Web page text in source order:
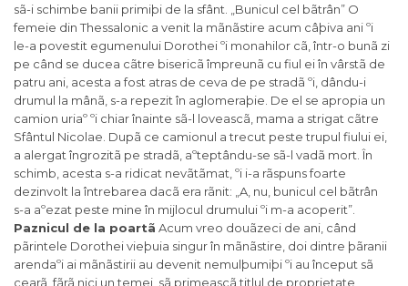
sã-i schimbe banii primiþi de la sfânt. „Bunicul cel bãtrân” O
femeie din Thessalonic a venit la mãnãstire acum câþiva ani ºi
le-a povestit egumenului Dorothei ºi monahilor cã, într-o bunã zi
pe când se ducea cãtre bisericã împreunã cu fiul ei în vârstã de
patru ani, acesta a fost atras de ceva de pe stradã ºi, dându-i
drumul la mânã, s-a repezit în aglomeraþie. De el se apropia un
camion uriaº ºi chiar înainte sã-l loveascã, mama a strigat cãtre
Sfântul Nicolae. Dupã ce camionul a trecut peste trupul fiului ei,
a alergat îngrozitã pe stradã, aºteptându-se sã-l vadã mort. În
schimb, acesta s-a ridicat nevãtãmat, ºi i-a rãspuns foarte
dezinvolt la întrebarea dacã era rãnit: „A, nu, bunicul cel bãtrân
s-a aºezat peste mine în mijlocul drumului ºi m-a acoperit”.
Paznicul de la poartã Acum vreo douãzeci de ani, când pãrintele Dorothei vieþuia singur în mãnãstire, doi dintre þãranii arendaºi ai mãnãstirii au devenit nemulþumiþi ºi au început sã cearã, fãrã nici un temei, sã primeascã titlul de proprietate pentru pãmânturile pe care lucrau. Ei ameninþau cã dacã acest lucru nu se va întâmpla, vor face mari necazuri mãnãstirii. Erau hotãrâþi sã se þinã de cuvânt ºi, într-o noapte, au venit cu gândul sã intre înãuntru. Când au ajuns la poarta cea mare de la intrare (care acum are o uºã din lemn masiv ºi bare de fier, dar atunci era doar o arcadã deschisã), s-au întâlnit cu un bãtrân, puþin chel, cu pãr ºi barbã cãruntã, purtând un veºmânt lung, maroniu. El i-a oprit ºi le-a zis: „Plecaþi, eu stau aici”. Oamenii aceia i-au rãspuns cu grosolãnie: „ªi ce dacã? Dã-te la o parte, moºule!” ºi au dat sã treacã mai departe. Atunci el le-a poruncit cu un glas puternic: „Uitaþi-vã la mine!”. Surprinºi, ei s-au întors, ºi au vãzut cum din ochii lui ieºeau raze de luminã. Îngroziþi, au luat-o la goanã spre Apikia, satul cel mai apropiat, unde le-au povestit tuturor cã l-au vãzut pe sfânt. Anul urmãtor, la scurtã vreme dupã ziua Sfântului Nicolae, unul dintre acei bãrbaþi a adus un artos[ii] uriaº pentru praznic, iar egumenul, zâmbind, l-a întrebat: „Mai aveþi de gând sã-mi faceþi necazuri?”. Ruºinat, omul a rãspuns încet: „Nu” ºi i-a dat egumenului prinosul sãu cãtre sfânt. (Istorisite de Maica Nectaria McLees, fiica duhovniceascã a pãrintelui Dorothei) Un nou Saul vine în Bisericã Dragostea lui Dumnezeu se împãrtãºeºte în chip negrãit în cãile prin care harul mântuitor cerceteazã sufletele oamenilor. Nu cunoaºte distanþe, nici nu e pãrtinitoare, nu priveºte la culoare, trib, origine etnicã, serviciu sau poziþie socialã în lume. Dragostea, întrupatã în Persoana Mântuitorului nostru Iisus Hristos, voieºte sã îmbrãþiºeze, dacã e cu putinþã, întregul neam omenesc, dar este împiedicatã de iubirea de sine ºi de individualism. Cu toate acestea, acolo unde întâmpinã o luptã sincerã pentru mântuire, unde gãseºte mâini ridicate ºi genunchi plecaþi, pãrãseºte cerurile ºi se pogoarã. Dragostea Tatãlui este miºcatã pentru împlinirea intenþiei sale într-un mod propriu, necunoscut nouã. Fraþilor, ascultaþi o poveste din câmpul Misiunii. Nici mãcar Pavel, Apostolul neamurilor, n-a crezut cã pe drumul spre Damasc se va întâlni cu Domnul pe Care-L prigonea. Nici Sfântul Ciprian, în încercãrile lui de a ieºi biruitor asupra credinþei ºi cumpãtãrii unei tinere, Iustina, nu se aºtepta sã se întâlneascã cu adevãratul Dumnezeu. Numai atunci când este inclusã printre acestea ºi alte exemple din istoria Bisericii noastre, prezenta naraþiune nu stârneºte nedumeriri, inclusã aºa cum este în lungul ºir al dovezilor nemãrginitei iubiri a lui Dumnezeu pentru om. O prezint aºa cum am auzit-o de la însuºi noul Saul, bãºtinaºul Tamboue. Într-o dimineaþã de ianuarie din 1991, pãrintele Iacov, un preot bãºtinaº, a intrat în curtea Centrului Misionar împreunã cu un tânãr zairez – Tamboue. M-au salutat cu cãldurã, iar pãrintele Iacov mi-a zis de faþã cu tânãrul: „Vrea sã devinã ortodox. Îl dau pe mâna ta sã-i spui tu ce crezi de cuviinþã”. În loc sã-l bombardez cu întrebãri, i-am cerut omului sã-mi spunã povestea vieþii lui ºi cum de ajunsese aici. Era slab, cu o privire serioasã, calm ºi stãpân pe sine, nu avea mai mult de 30 de ani. „M-am nãscut în Lubumbashi, fiind singurul fiu al unor pãrinþi evlavioºi, de religie catolicã. Am frecventat biserica ºi am urmat sfaturile pãrinþilor mei legate de Dumnezeu ºi mântuire încã din primii ani ai vieþii. Atunci când am împlinit 20 de ani, influenþat de propovãduirea sfântã-spiritualã ºi sfântã-scripturisticã a penticostalilor, am intrat în comunitatea acestora. Iubeam studiul Sfintelor Scripturi, dedicând-mã cu multã râvnã acesteia. Credeam cã am gãsit adevãrata bisericã ºi mã gândeam cã ar fi bine sã încerc sã-i ajut ºi pe alþii pe dificila cale a mântuirii. Celor mai în vârstã decât mine le fãcea mare plãcere sã vadã ce râvnã aveam pentru învãþare ºi activitate religioasã, propunându-mã dupã o vreme sã fiu pastor al unei comunitãþi. La puþin timp dupã aceea, mã aºtepta o treaptã mai înaltã. Mi-au dat scaunul de învãþãtor ºi predicator pentru o zonã destul de întinsã, care includea în întregime Lubumbashi ºi împrejurimile. M-am dedicat propovãduirii Cuvântului lui Dumnezeu, fãcând acest lucru nu numai cu o simplã râvnã, ci ca un fanatic. Mã simþeam cumva privilegiat, cãci mã aflam pe fericita poziþie de a fi deasupra altora, putând sã-i conduc unde voiam cu interpretãrile mele la Scripturã. Am petrecut doi ani vizitând parohii ºi cãlãuzind pastori prin teribilele mele predici. N-am ezitat niciodatã sã le vorbesc ºi autoritãþilor, eu fiind acela care l-am convertit pe guvernatorul din Lubumbashi, rupându-l de Papism ºi aducându-l la Penticostalism, precum ºi pe diferiþi alþi oameni. Într-o zi, pe când citeam Noul Testament, am observat cã noi nu împlineam anumite sarcini, învãþãturi ºi mesaje pe care Hristos le dãduse Apostolilor. De pildã, El le-a dat Apostolilor ºi succesorilor acestora puterea de a lega ºi dezlega pãcatele (Ioan 20:22-23). Sub chipul pâinii ºi al vinului, El le-a dat sã se împãrtãºeascã cu Trupul ºi Sângele Sãu spre viaþa de veci. Le-a poruncit sã-i boteze pe adepþii noii credinþe etc. Toate acestea au ridicat multe semne de întrebare în inima mea, deoarece predicile mele nu luau în considerare aceste porunci ºi promisiuni ale Domnului. M-am neliniºtit ºi am început sã mã întreb: «Poate cã religia pe care o urmez greºeºte, iar eu merg pe calea amãgirii». Mi-am zis cã pânã în momentul în care voi fi în stare sã rãspund la aceste întrebãri care mã tulburau atât de mult, încât nu-mi dãdeau nici somn, n-am sã mai propovãduiesc nimãnui, pãrãsind toate fãrã a spune nimic nimãnui. M-am dus în Kolwezi ºi am închiriat o colibã de paie ºi m-am apucat sã fac ceva comerþ, suficient pentru a-mi asigura hrana de fiecare zi. Am încetat sã mai merg la biserici. În schimb, mã rugam astfel: «Dumnezeul meu, ºtiu cã Tu ai lãsat pe pãmânt o singurã Bisericã adevãratã. Penticostalii ºi alþii mi-au zis cã Biserica primarã ºi-a încetat existenþa. Cu toate acestea, cum ar putea cineva tâlcui cuvintele Tale: porþile iadului nu o vor birui (Matei 16:18). În acest caz Biserica Ta existã, ºi este una singurã. Lumineazã-mã ca sã o pot recunoaºte ºi sã-i urmez ei». N-am încetat zi ºi noapte sã îndeplinesc aceastã singurã lucrare: rugãciunea cãtre Dumnezeu pentru a-mi descoperi Biserica Sa. Au trecut doi ani ºi n-am primit nici un rãspuns sau vreo confirmare de vreun fel. Gândurile necredinþei m-au împresurat. Norii disperãrii m-au învãluit. Dar Dumnezeu, în bunãtatea Sa, a vãzut necazul meu ºi n-a întârziat sã-mi descopere ceea ce doream. Într-o noapte am vãzut în somn o persoanã pe care n-o cunoºteam, îmbrãcatã în negru. Era un veºmânt european, o sutanã neagrã purtatã de cineva cu barbã albã, privirea îi era paºnicã ºi afectivã, iar ochii îi erau plini de dragoste ºi compasiune. S-a apropiat de mine ºi mi-a vorbit în swahili. M-am mirat, cum se face cã acel om, european fiind, cunoaºte limba swahili? Mi-a spus cuvânt cu cuvânt urmãtoarele: «Sunt Sfântul Nicolae. Dacã vrei sã te mântuieºti, urmeazã-mi Biserica». Dupã ce m-a binecuvântat a dispãrut imediat. M-am sculat într-o stare de uimire ºi m-am întrebat cine ar putea fi acest preot alb care ºtie swahili ºi care Bisericã era Biserica lui. Cine ar putea sã mã ducã la aceastã Bisericã? Am ieºit afarã ºi am început sã întreb cãrei Biserici îi aparþine Sfântul Nicolae. Dupã câteva zile bune de investigaþii fãrã rost, Dumnezeu l-a trimis pe solul sãu: o femeie creºtin ortodoxã din parohia Sfântul Gheorghe din Kolwezi, care auzise de cãutãrile mele, se bucurase foarte mult cã-mi putea da rãspunsuri la cãutãrile mele. M-a dus la pãrintele Iacov care locuieºte acolo, iar pãrintele Iacov m-a adus astãzi, aici la Misiune.” Iatã cât de chinuitoare a fost calea prin care acest tânãr ºi-a gãsit pacea în sânul adevãratei Biserici, care este Maica noastrã a tuturor. „Mare este Dumnezeul nostru!” Tânãrul a frecventat cursurile de catehism cu râvnã ºi smerenie pânã în ziua botezului sãu. Citeºte cãrþi ortodoxe cu o sfântã râvnã, pregãtit, dupã cum mi-a spus, pentru a sluji cândva ca preot Biserica, numai dacã ºi Dumnezeu va voi. Faþã de foºtii sãi pastori ºi învãþãtori dintre Penticostali el îºi menþine o poziþie prietenoasã, deºi rezervatã, distantã în acelaºi timp. El are dubii serioase în privinþa existenþei adevãrului în comunitatea lor. Mãrturiseºte cã trecerea printre ei a constituit o etapã premergãtoare cãtre brusca schimbare ºi intrare în Ortodoxie. În acest fel, o luminã a lui Hristos a început sã lumineze în întunericul spiritual din jungla Africanã. La o lunã de la întâlnirea noastrã, tânãrul a venit sã mã vadã din nou, ca sã-mi spunã cum sporea pe aceastã nouã cale a vieþii lui, ºi iatã aici un nou episod pe care el mi l-a relatat: „Într-o searã, pe când citeam Epistola Sfântului Iacov, am simþit deodatã o uºoarã adiere înviorãtoare care sufla în jurul meu. A trecut prin mine, umplându-mi toatã fiinþa cu bucurie ºi pace duhovniceascã. Am fost pentru prima datã când am experiat asemenea simþãminte sfinte. În acelaºi timp, puteam auzi un glas care spunea: «Pãrãseºte toate ereziile ºi urmeazã Biserica Ortodoxã fãrã ºovãire». Pãrinte, nu am nici o îndoialã cã acum aparþin de adevãrata ºi vechea Bisericã a lui Hristos. Dau slavã lui Dumnezeu cã Biserica Ortodoxã este prezentã aici în oraºul nostru, atât de aproape de noi. Vã mulþumesc vouã, care sunteþi apostoli ai Domnului, pentru cã aþi venit în þara noastrã. Rugaþi-vã pentru mine sã vã urmez spre slava Hristosului nostru.” S-a botezat cu numele de Nicolae, iar în prezent locuieºte în Lubumbashi, lucrând acolo pentru Dumnezeu în sânul Bisericii Sale. (Din „Cuviosul Cosma Athonitul, Apostol în Zair”, Ed. Egumeniþa, 2004). Ca Dumnezeu si sfintii sai nu s-au “retras” din lume, asa cum afirma unii protestanti, si c